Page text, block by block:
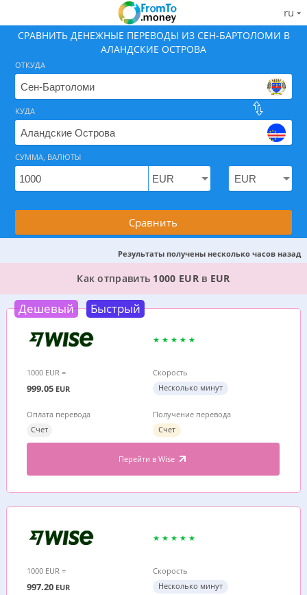
ru
СРАВНИТЬ ДЕНЕЖНЫЕ ПЕРЕВОДЫ ИЗ СЕН-БАРТОЛОМИ В
АЛАНДСКИЕ ОСТРОВА
Найдите лучший способ отправить деньги из
На 08.08.2026 вам доступно 4 предложения.
ОТКУДА
КУДА
СУММА, ВАЛЮТЫ
Сравнить
Результаты получены несколько часов назад
4 ЛУЧШИХ ВАРИАНТА, ГДЕ МОЖНО
Как отправить 1000 EURв EUR
Дешевый Быстрый
1000 EUR =
999.05 EUR
Скорость
Несколько минут
Оплата перевода
Счет
Получение перевода
Счет
Перейти в Wise
1000 EUR =
997.20 EUR
Скорость
Несколько минут